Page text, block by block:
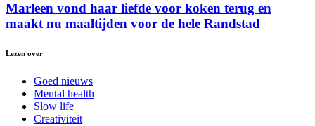
Marleen vond haar liefde voor koken terug en
maakt nu maaltijden voor de hele Randstad
Lezen over
Goed nieuws
Mental health
Slow life
Creativiteit